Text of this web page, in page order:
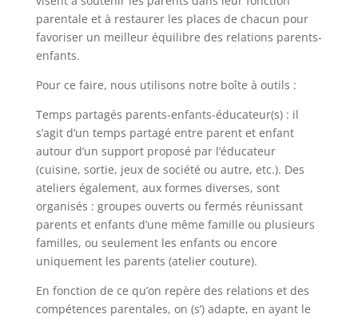
parentale et à restaurer les places de chacun pour
favoriser un meilleur équilibre des relations parents-
enfants.
Pour ce faire, nous utilisons notre boîte à outils :
Temps partagés parents-enfants-éducateur(s) : il
s’agit d’un temps partagé entre parent et enfant
autour d’un support proposé par l’éducateur
(cuisine, sortie, jeux de société ou autre, etc.). Des
ateliers également, aux formes diverses, sont
organisés : groupes ouverts ou fermés réunissant
parents et enfants d’une même famille ou plusieurs
familles, ou seulement les enfants ou encore
uniquement les parents (atelier couture).
En fonction de ce qu’on repère des relations et des
compétences parentales, on (s’) adapte, en ayant le